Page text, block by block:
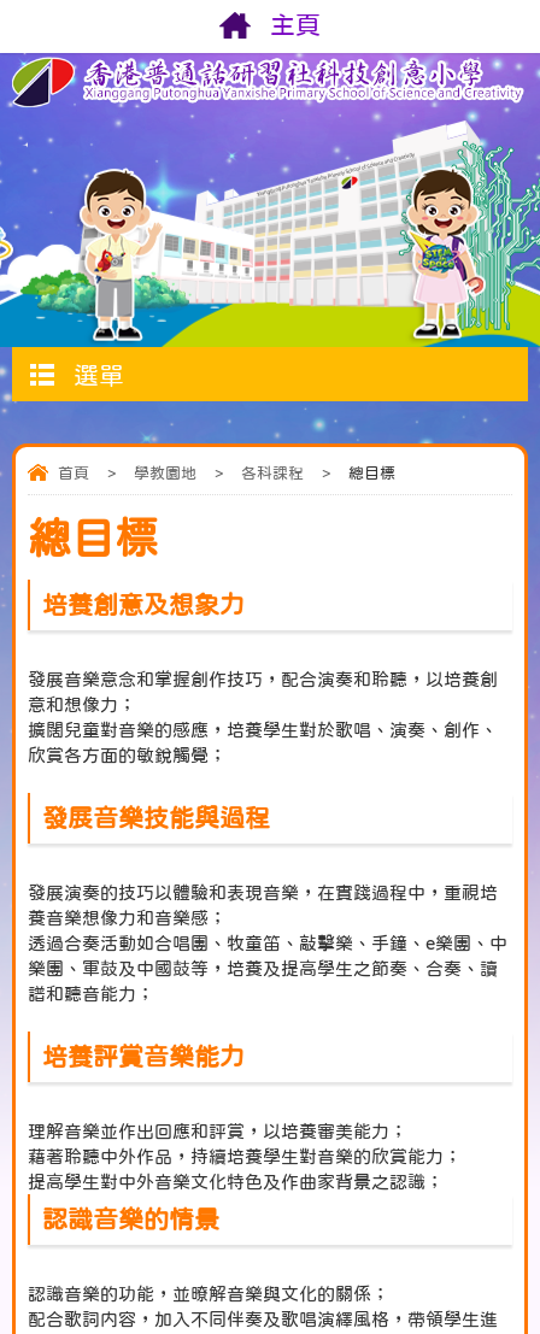
主頁
選單
首頁 > 學教園地 > 各科課程 > 總目標
總目標
培養創意及想象力
發展音樂意念和掌握創作技巧，配合演奏和聆聽，以培養創
意和想像力；
擴闊兒童對音樂的感應，培養學生對於歌唱、演奏、創作、
欣賞各方面的敏銳觸覺；
發展音樂技能與過程
發展演奏的技巧以體驗和表現音樂，在實踐過程中，重視培
養音樂想像力和音樂感；
透過合奏活動如合唱團、牧童笛、敲擊樂、手鐘、e樂團、中
樂團、軍鼓及中國鼓等，培養及提高學生之節奏、合奏、讀
譜和聽音能力；
培養評賞音樂能力
理解音樂並作出回應和評賞，以培養審美能力；
藉著聆聽中外作品，持續培養學生對音樂的欣賞能力；
提高學生對中外音樂文化特色及作曲家背景之認識；
認識音樂的情景
認識音樂的功能，並暸解音樂與文化的關係；
配合歌詞内容，加入不同伴奏及歌唱演繹風格，帶領學生進